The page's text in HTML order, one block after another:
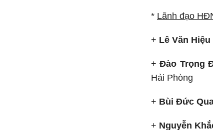
* Lãnh đạo
+ Lê Văn Hiệu
+Đào Trọng
Hải Phòng
+ Bùi Đức
+ Nguyễn